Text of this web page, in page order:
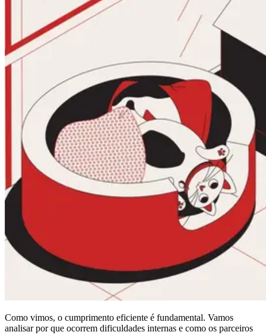
Como vimos, o cumprimento eficiente é fundamental. Vamos
analisar por que ocorrem dificuldades internas e como os parceiros